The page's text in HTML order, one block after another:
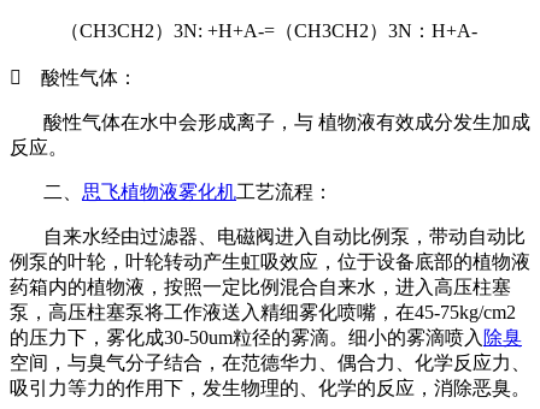
（CH3CH2）3N: +H+A-=（CH3CH2）3N：H+A-
 酸性气体：
酸性气体在水中会形成离子，与 植物液有效成分发生加成
反应。
二、 思飞植物液雾化机工艺流程：
自来水经由过滤器、电磁阀进入自动比例泵，带动自动比
例泵的叶轮，叶轮转动产生虹吸效应，位于设备底部的植物液
药箱内的植物液，按照一定比例混合自来水，进入高压柱塞
泵，高压柱塞泵将工作液送入精细雾化喷嘴，在45-75kg/cm2
的压力下，雾化成30-50um粒径的雾滴。细小的雾滴喷入 除臭
空间，与臭气分子结合，在范德华力、偶合力、化学反应力、
吸引力等力的作用下，发生物理的、化学的反应，消除恶臭。